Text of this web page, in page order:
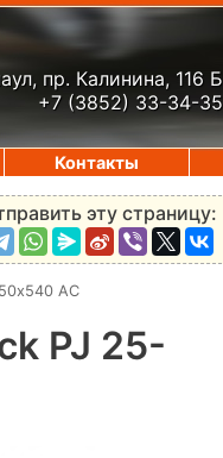
пр. Калинина, 116 Б
+7 (3852) 33-34-35
эту страницу:
AC
PJ 25-
Контакты